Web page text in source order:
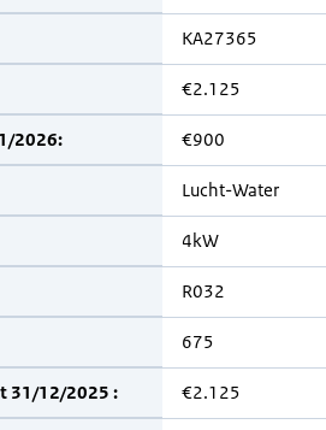
KA27365
€2.125
2026: €900
Lucht-Water
4kW
R032
675
31/12/2025 : €2.125